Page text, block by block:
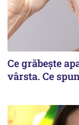
Ce grăbește
vârsta. Ce